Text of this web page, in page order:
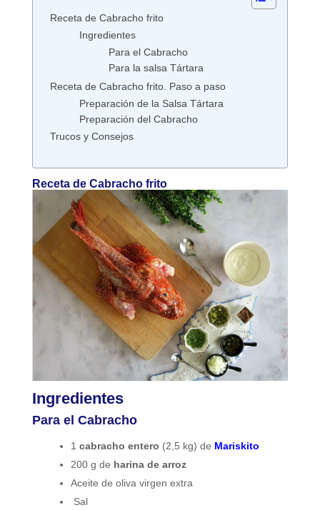
Receta de Cabracho frito
Ingredientes
Para el Cabracho
Para la salsa Tártara
Receta de Cabracho frito. Paso a paso
Preparación de la Salsa Tártara
Preparación del Cabracho
Trucos y Consejos
Receta de Cabracho frito
Ingredientes
Para el Cabracho
1 cabracho entero (2,5 kg) de Mariskito
200 g de harina de arroz
Aceite de oliva virgen extra
Sal